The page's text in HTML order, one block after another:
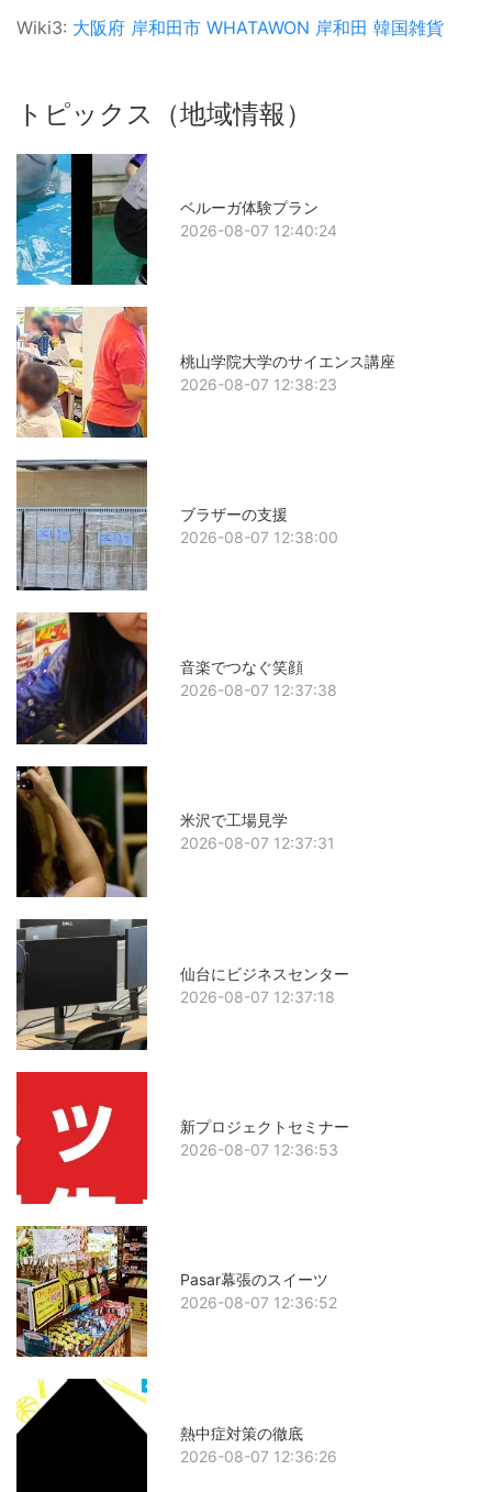
Wiki3: 大阪府 岸和田市 WHATAWON 岸和田 韓国雑貨
トピックス（地域情報）
ベルーガ体験プラン
2026-08-07 12:40:24
桃山学院大学のサイエンス講座
2026-08-07 12:38:23
ブラザーの支援
2026-08-07 12:38:00
音楽でつなぐ笑顔
2026-08-07 12:37:38
米沢で工場見学
2026-08-07 12:37:31
仙台にビジネスセンター
2026-08-07 12:37:18
新プロジェクトセミナー
2026-08-07 12:36:53
Pasar幕張のスイーツ
2026-08-07 12:36:52
熱中症対策の徹底
2026-08-07 12:36:26